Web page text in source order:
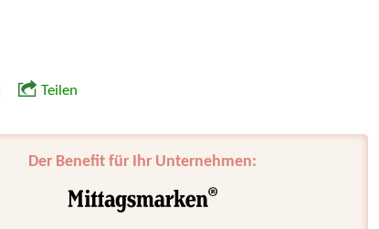
Teilen
Der Benefit für Ihr Unternehmen: